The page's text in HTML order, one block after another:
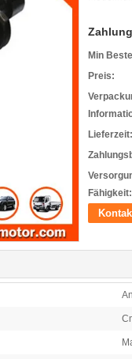
Min
Preis:
Lieferzeit:
Fähigkeit: